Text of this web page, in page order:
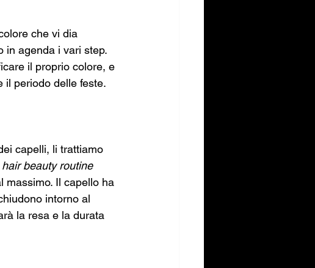
che vi dia
in agenda i vari step.
il proprio colore, e
il periodo delle feste.
capelli, li trattiamo
hair beauty routine
massimo. Il capello ha
intorno al
la resa e la durata